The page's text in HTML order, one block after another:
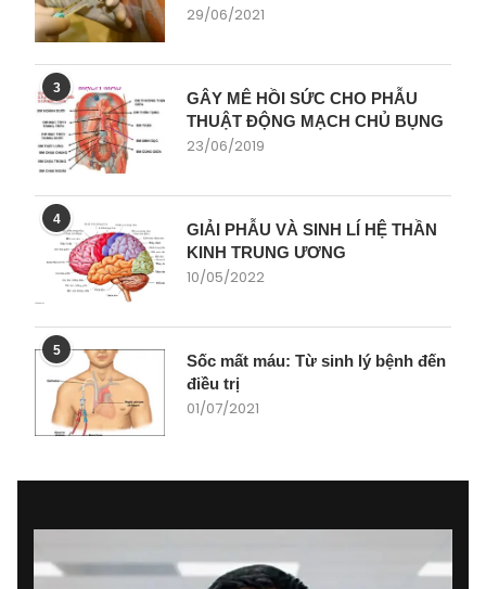
29/06/2021
3
GÂY MÊ HỒI SỨC CHO PHẪU
THUẬT ĐỘNG MẠCH CHỦ BỤNG
23/06/2019
4
GIẢI PHẪU VÀ SINH LÍ HỆ THẦN
KINH TRUNG ƯƠNG
10/05/2022
5
Sốc mất máu: Từ sinh lý bệnh đến
điều trị
01/07/2021